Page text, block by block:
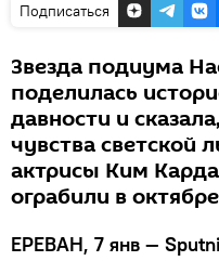
Подписаться
Звезда подиума
поделилась
давности и
чувства светской
актрисы Ким
ограбили в
ЕРЕВАН, 7 янв —